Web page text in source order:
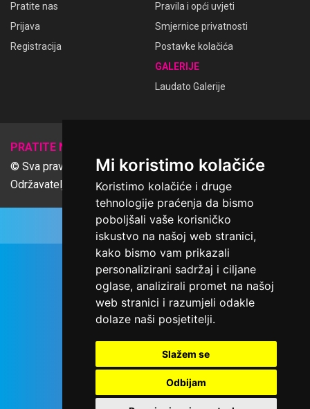
Mi koristimo kolačiće
Koristimo kolačiće i druge
tehnologije praćenja da bismo
poboljšali vaše korisničko
iskustvo na našoj web stranici,
kako bismo vam prikazali
personalizirani sadržaj i ciljane
oglase, analizirali promet na našoj
web stranici i razumjeli odakle
dolaze naši posjetitelji.
Slažem se
Odbijam
Pratite nas
Prijava
Registracija
Pravila i opći uvjeti
Smjernice privatnosti
Postavke kolačića
GALERIJE
Laudato Galerije
PRATITE NAS
© Sva prava pridržana Udruga Ime dobrote
Održavatelj Netcom d.o.o., Riva 6, Rijeka